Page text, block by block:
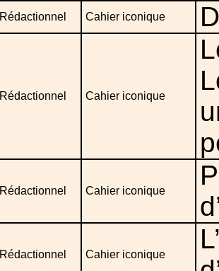
Rédactionnel Cahier iconique
Rédactionnel Cahier iconique
Rédactionnel Cahier iconique
Rédactionnel Cahier iconique